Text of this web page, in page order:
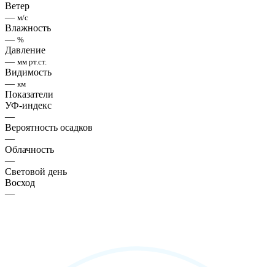
Ветер
— м/с
Влажность
— %
Давление
— мм рт.ст.
Видимость
— км
Показатели
УФ-индекс
—
Вероятность осадков
—
Облачность
—
Световой день
Восход
—